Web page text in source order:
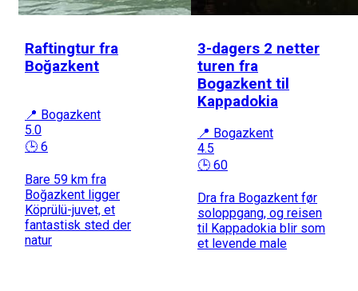
Raftingtur fra
Boğazkent
📍 Bogazkent
5.0
🕒 6
Bare 59 km fra
Boğazkent ligger
Köprülü-juvet, et
fantastisk sted der
natur
3-dagers 2 netter
turen fra
Bogazkent til
Kappadokia
📍 Bogazkent
4.5
🕒 60
Dra fra Bogazkent før
soloppgang, og reisen
til Kappadokia blir som
et levende male